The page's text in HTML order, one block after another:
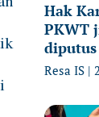
Hak
PKWT
diputus
Resa IS